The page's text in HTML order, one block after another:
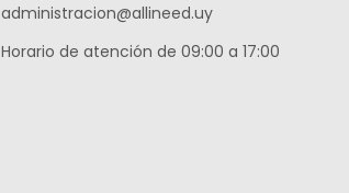
administracion@allineed.uy
Horario de atención de 09:00 a 17:00